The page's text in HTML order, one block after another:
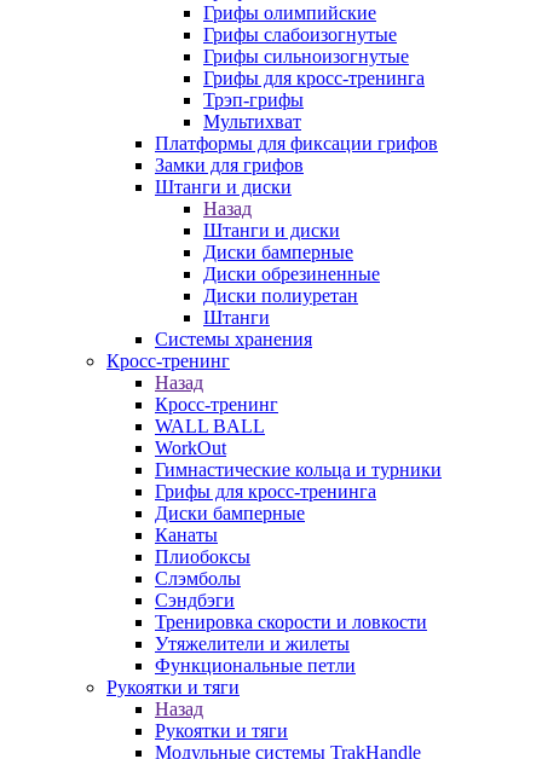
Грифы олимпийские
Грифы слабоизогнутые
Грифы сильноизогнутые
Грифы для кросс-тренинга
Трэп-грифы
Мультихват
Платформы для фиксации грифов
Замки для грифов
Штанги и диски
Назад
Штанги и диски
Диски бамперные
Диски обрезиненные
Диски полиуретан
Штанги
Системы хранения
Кросс-тренинг
Назад
Кросс-тренинг
WALL BALL
WorkOut
Гимнастические кольца и турники
Грифы для кросс-тренинга
Диски бамперные
Канаты
Плиобоксы
Слэмболы
Сэндбэги
Тренировка скорости и ловкости
Утяжелители и жилеты
Функциональные петли
Рукоятки и тяги
Назад
Рукоятки и тяги
Модульные системы TrakHandle